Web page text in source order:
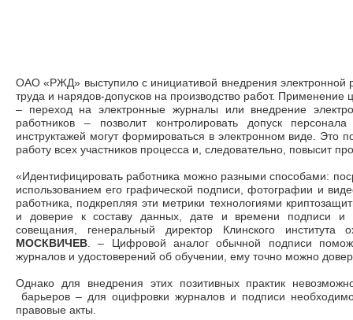
ОАО «РЖД» выступило с инициативой внедрения электронной
труда и нарядов-допусков на производство работ. Применение
– переход на электронные журналы или внедрение
работников – позволит контролировать допуск
инструктажей могут формироваться в электронном виде. Это
работу всех участников процесса и, следовательно, повысит
«Идентифицировать работника можно разными способами:
использованием его графической подписи, фотографии и
работника, подкрепляя эти метрики технологиями
и доверие к составу данных, дате и времени подписи и
совещания, генеральный директор Клинского
МОСКВИЧЕВ. – Цифровой аналог обычной подписи
журналов и удостоверений об обучении, ему точно можно
Однако для внедрения этих позитивных практик
барьеров – для оцифровки журналов и подписи
правовые акты.